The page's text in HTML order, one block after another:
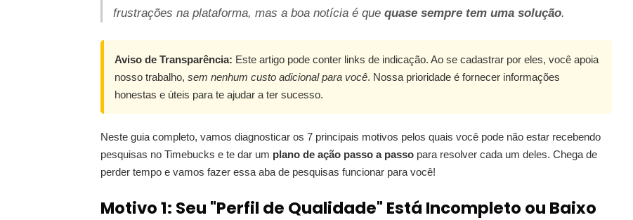
frustrações na plataforma, mas a boa notícia é que quase sempre tem uma solução
Aviso de Transparência: Este artigo pode conter links de indicação. Ao se cadastrar por eles, você apoia
nosso trabalho, sem nenhum custo adicional para você. Nossa prioridade é fornecer informações
honestas e úteis para te ajudar a ter sucesso.
Neste guia completo, vamos diagnosticar os 7 principais motivos pelos quais você pode não estar recebendo
pesquisas no Timebucks e te dar um plano de ação passo a passo para resolver cada um deles. Chega de
perder tempo e vamos fazer essa aba de pesquisas funcionar para você!
Motivo 1: Seu "Perfil de Qualidade" Está Incompleto ou Baixo